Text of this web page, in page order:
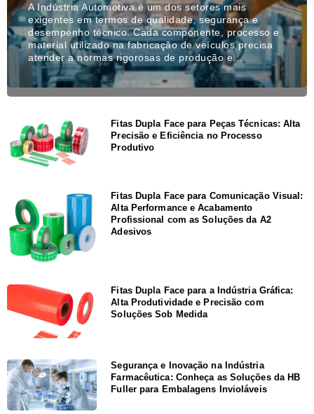
A Indústria Automotiva é um dos setores mais
exigentes em termos de qualidade, segurança e
desempenho técnico. Cada componente, processo e
material utilizado na fabricação de veículos precisa
atender a normas rigorosas de produção e…
Fitas Dupla Face para Peças Técnicas: Alta
Precisão e Eficiência no Processo
Produtivo
Fitas Dupla Face para Comunicação Visual:
Alta Performance e Acabamento
Profissional com as Soluções da A2
Adesivos
Fitas Dupla Face para a Indústria Gráfica:
Alta Produtividade e Precisão com
Soluções Sob Medida
Segurança e Inovação na Indústria
Farmacêutica: Conheça as Soluções da HB
Fuller para Embalagens Invioláveis